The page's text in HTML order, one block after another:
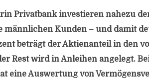
Privatbank investieren nahezu
männlichen Kunden – und damit
beträgt der Aktienanteil in den
Rest wird in Anleihen angelegt.
eine Auswertung von